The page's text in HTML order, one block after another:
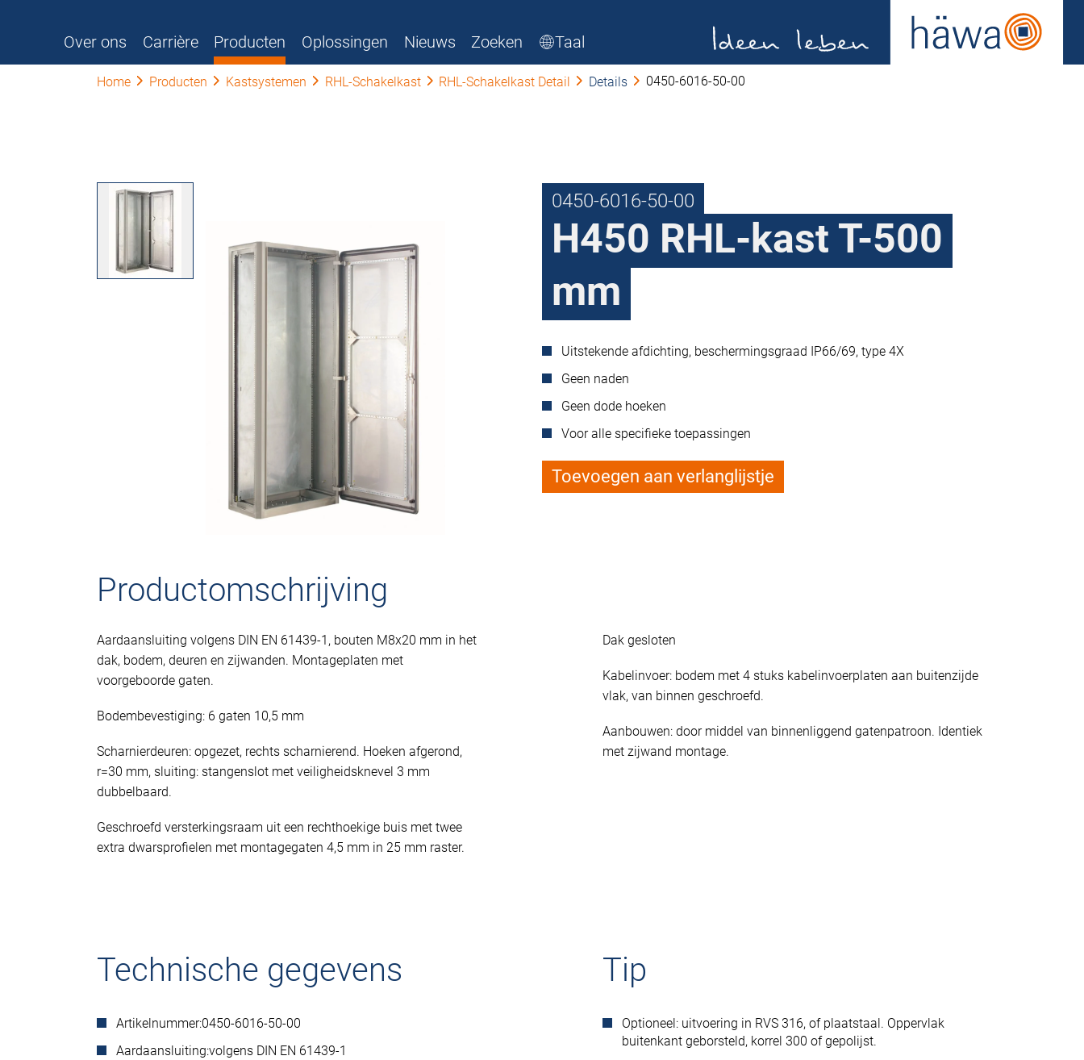
Over ons Carrière Producten Oplossingen Nieuws Zoeken Taal
Home Producten Kastsystemen RHL-Schakelkast RHL-Schakelkast Detail Details 0450-6016-50-00
0450-6016-50-00
H450 RHL-kast T-500
mm
Uitstekende afdichting, beschermingsgraad IP66/69, type 4X
Geen naden
Geen dode hoeken
Voor alle specifieke toepassingen
Toevoegen aan verlanglijstje
Productomschrijving
Aardaansluiting volgens DIN EN 61439-1, bouten M8x20 mm in het
dak, bodem, deuren en zijwanden. Montageplaten met
voorgeboorde gaten.
Bodembevestiging: 6 gaten 10,5 mm
Scharnierdeuren: opgezet, rechts scharnierend. Hoeken afgerond,
r=30 mm, sluiting: stangenslot met veiligheidsknevel 3 mm
dubbelbaard.
Geschroefd versterkingsraam uit een rechthoekige buis met twee
extra dwarsprofielen met montagegaten 4,5 mm in 25 mm raster.
Dak gesloten
Kabelinvoer: bodem met 4 stuks kabelinvoerplaten aan buitenzijde
vlak, van binnen geschroefd.
Aanbouwen: door middel van binnenliggend gatenpatroon. Identiek
met zijwand montage.
Technische gegevens
Artikelnummer:0450-6016-50-00
Aardaansluiting:volgens DIN EN 61439-1
Tip
Optioneel: uitvoering in RVS 316, of plaatstaal. Oppervlak
buitenkant geborsteld, korrel 300 of gepolijst.